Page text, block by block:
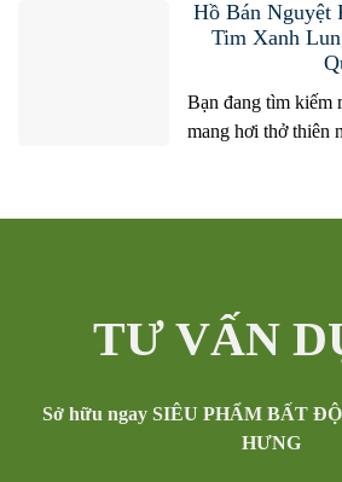
hoạch hiện đại,
cộng đồng văn
trình khám phá và
tại...
Hồ Bán Nguyệt
Tim Xanh
Bạn đang tìm kiếm
mang hơi thở thiên
Nguyệt Phú Mỹ
TƯ VẤN
Sở hữu ngay SIÊU PHẨM BẤT
HƯNG